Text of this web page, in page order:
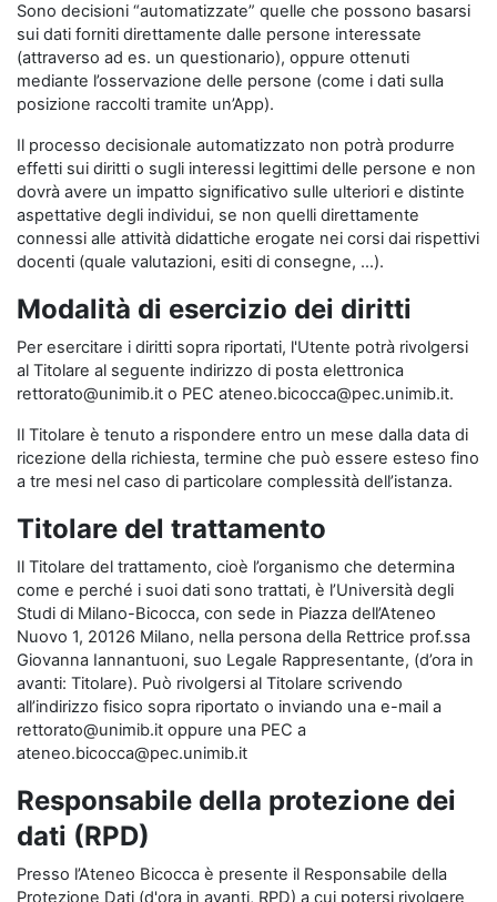
Sono decisioni “automatizzate” quelle che possono basarsi
sui dati forniti direttamente dalle persone interessate
(attraverso ad es. un questionario), oppure ottenuti
mediante l’osservazione delle persone (come i dati sulla
posizione raccolti tramite un’App).
Il processo decisionale automatizzato non potrà produrre
effetti sui diritti o sugli interessi legittimi delle persone e non
dovrà avere un impatto significativo sulle ulteriori e distinte
aspettative degli individui, se non quelli direttamente
connessi alle attività didattiche erogate nei corsi dai rispettivi
docenti (quale valutazioni, esiti di consegne, …).
Modalità di esercizio dei diritti
Per esercitare i diritti sopra riportati, l'Utente potrà rivolgersi
al Titolare al seguente indirizzo di posta elettronica
rettorato@unimib.it o PEC ateneo.bicocca@pec.unimib.it.
Il Titolare è tenuto a rispondere entro un mese dalla data di
ricezione della richiesta, termine che può essere esteso fino
a tre mesi nel caso di particolare complessità dell’istanza.
Titolare del trattamento
Il Titolare del trattamento, cioè l’organismo che determina
come e perché i suoi dati sono trattati, è l’Università degli
Studi di Milano-Bicocca, con sede in Piazza dell’Ateneo
Nuovo 1, 20126 Milano, nella persona della Rettrice prof.ssa
Giovanna Iannantuoni, suo Legale Rappresentante, (d’ora in
avanti: Titolare). Può rivolgersi al Titolare scrivendo
all’indirizzo fisico sopra riportato o inviando una e-mail a
rettorato@unimib.it oppure una PEC a
ateneo.bicocca@pec.unimib.it
Responsabile della protezione dei
dati (RPD)
Presso l’Ateneo Bicocca è presente il Responsabile della
Protezione Dati (d'ora in avanti, RPD) a cui potersi rivolgere